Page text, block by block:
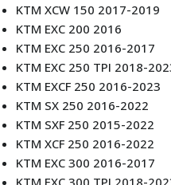
KTM XCW 150 2017-2019
KTM EXC 200 2016
KTM EXC 250 2016-2017
KTM EXC 250 TPI 2018-
KTM EXCF 250 2016-2023
KTM SX 250 2016-2022
KTM SXF 250 2015-2022
KTM XCF 250 2016-2022
KTM EXC 300 2016-2017